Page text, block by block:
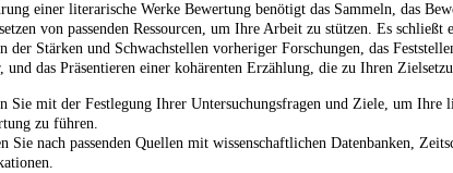
einer literarische Werke Bewertung benötigt das Sammeln, das
von passenden Ressourcen, um Ihre Arbeit zu stützen. Es schließt
der Stärken und Schwachstellen vorheriger Forschungen, das
und das Präsentieren einer kohärenten Erzählung, die zu Ihren
Sie mit der Festlegung Ihrer Untersuchungsfragen und Ziele, um Ihre
zu führen.
Sie nach passenden Quellen mit wissenschaftlichen Datenbanken,